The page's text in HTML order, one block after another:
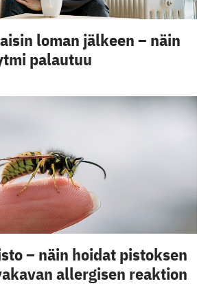
loman jälkeen – näin
palautuu
– näin hoidat pistoksen
allergisen reaktion